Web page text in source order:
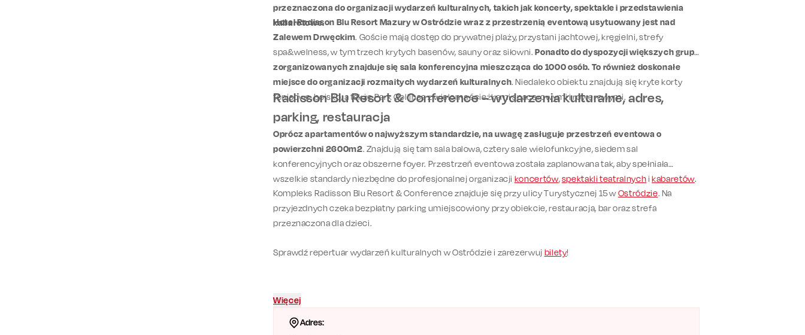
Adres:
przeznaczona do organizacji wydarzeń kulturalnych, takich jak koncerty, spektakle i przedstawienia
kabaretowe.
Hotel Radisson Blu Resort Mazury w Ostródzie wraz z przestrzenią eventową usytuowany jest nad
Zalewem Drwęckim. Goście mają dostęp do prywatnej plaży, przystani jachtowej, kręgielni, strefy
spa&welness, w tym trzech krytych basenów, sauny oraz siłowni.Ponadto do dyspozycji większych grup
zorganizowanych znajduje się sala konferencyjna mieszcząca do 1000 osób. To również doskonałe
miejsce do organizacji rozmaitych wydarzeń kulturalnych. Niedaleko obiektu znajdują się kryte korty
tenisowe, boisko, a także Park Collinsa z wieloma ścieżkami spacerowymi i rowerowymi.
Radisson Blu Resort & Conference – wydarzenia kulturalne, adres,
parking, restauracja
Oprócz apartamentów o najwyższym standardzie, na uwagę zasługuje przestrzeń eventowa o
powierzchni 2600m2. Znajdują się tam sala balowa, cztery sale wielofunkcyjne, siedem sal
konferencyjnych oraz obszerne foyer. Przestrzeń eventowa została zaplanowana tak, aby spełniała
wszelkie standardy niezbędne do profesjonalnej organizacji koncertów,spektakli teatralnychikabaretów.
Kompleks Radisson Blu Resort & Conference znajduje się przy ulicy Turystycznej 15 w Ostródzie. Na
przyjezdnych czeka bezpłatny parking umiejscowiony przy obiekcie, restauracja, bar oraz strefa
przeznaczona dla dzieci.
Sprawdź repertuar wydarzeń kulturalnych w Ostródzie i zarezerwuj bilety!
Więcej